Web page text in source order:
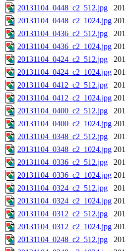
20131104_0448_c2_512.jpg
20131104_0448_c2_1024.jpg
20131104_0436_c2_512.jpg
20131104_0436_c2_1024.jpg
20131104_0424_c2_512.jpg
20131104_0424_c2_1024.jpg
20131104_0412_c2_512.jpg
20131104_0412_c2_1024.jpg
20131104_0400_c2_512.jpg
20131104_0400_c2_1024.jpg
20131104_0348_c2_512.jpg
20131104_0348_c2_1024.jpg
20131104_0336_c2_512.jpg
20131104_0336_c2_1024.jpg
20131104_0324_c2_512.jpg
20131104_0324_c2_1024.jpg
20131104_0312_c2_512.jpg
20131104_0312_c2_1024.jpg
20131104_0248_c2_512.jpg